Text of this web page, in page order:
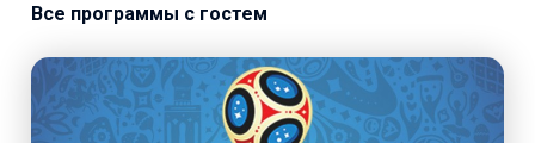
Все программы с гостем